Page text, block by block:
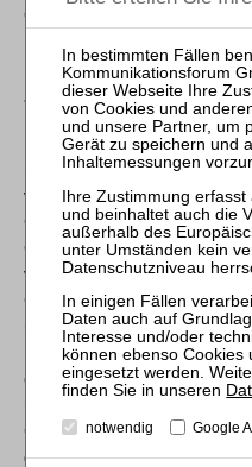
Oberlandesgericht
* § 906 Abs. 2 Satz 2 BGB
(1) Der Eigentümer eines
von Gasen, Dämpfen,
Geräusch, Erschütterungen
Grundstück ausgehende
verbieten, als die Einwirkung
Grundstücks nicht oder nur
unwesentliche
in Gesetzen oder
oder Richtwerte von den
und bewerteten
Gleiches gilt für Werte in
die nach § 48 des Bundes-
notwendig Google